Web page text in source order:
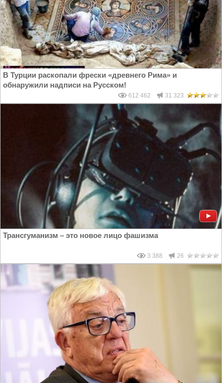
В Турции раскопали фрески «древнего Рима» и
обнаружили надписи на Русском!
612 462 31 323
Трансгуманизм – это новое лицо фашизма
3 388 26